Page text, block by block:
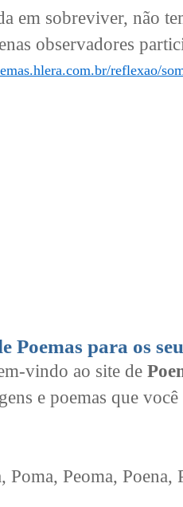
em sobreviver, não
observadores
reflexao/
Poemas para os
vindo ao site de
e poemas que
Poma, Peoma,